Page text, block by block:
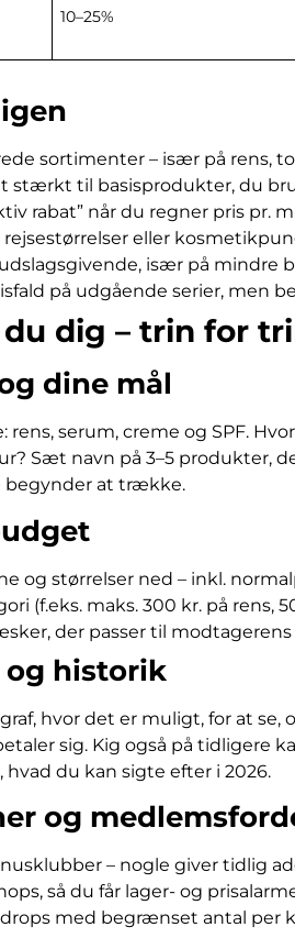
10–25%
sortimenter – især på rens,
stærkt til basisprodukter, du
rabat” når du regner pris pr.
eller
især på mindre
på udgående serier, men
dig – trin for
dine mål
serum, creme og SPF.
Sæt navn på 3–5 produkter,
begynder at trække.
og størrelser ned – inkl.
(f.eks. maks. 300 kr. på rens,
der passer til modtagerens
og historik
hvor det er muligt, for at se,
sig. Kig også på tidligere
du kan sigte efter i 2026.
og
– nogle giver tidlig
så du får lager- og
med begrænset antal per